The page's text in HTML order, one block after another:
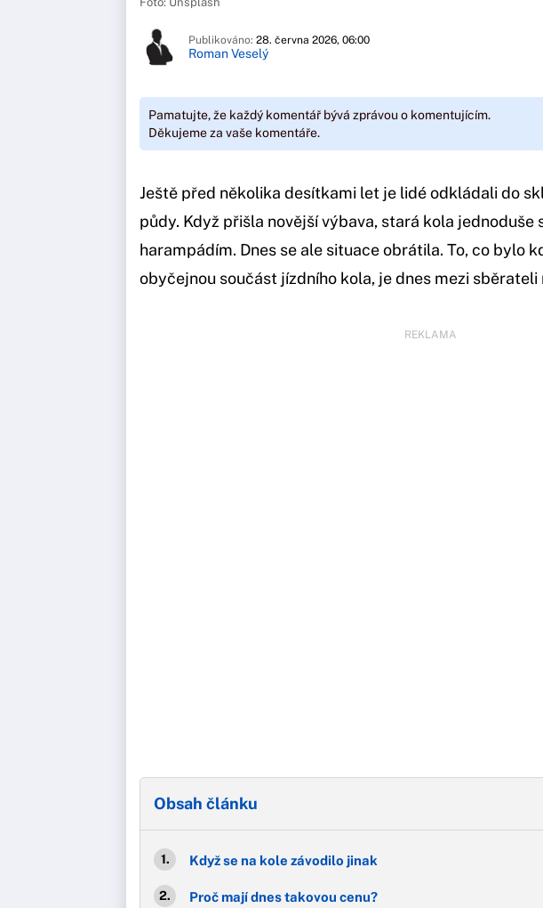
Publikováno: 28. června 2026, 06:00
Roman Veselý
Pamatujte, že každý komentář bývá zprávou o komentujícím.
Děkujeme za vaše komentáře.
Ještě před několika desítkami let je lidé odkládali do
půdy. Když přišla novější výbava, stará kola jednoduše
harampádím. Dnes se ale situace obrátila. To, co bylo
obyčejnou součást jízdního kola, je dnes mezi
REKLAMA
Obsah článku
Když se na kole závodilo jinak
Proč mají dnes takovou cenu?